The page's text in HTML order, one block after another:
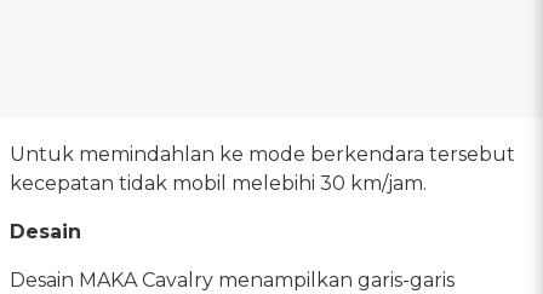
Untuk memindahlan ke mode berkendara tersebut
kecepatan tidak mobil melebihi 30 km/jam.
Desain
Desain MAKA Cavalry menampilkan garis-garis